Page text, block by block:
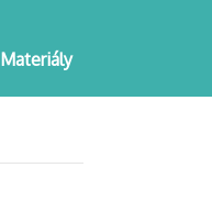
Materiály